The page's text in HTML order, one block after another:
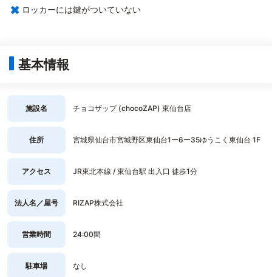
× ロッカーには鍵がついていない
基本情報
施設名 チョコザップ (chocoZAP) 東仙台店
住所 宮城県仙台市宮城野区東仙台1ー6ー35ゆうこく東仙台 1F
アクセス JR東北本線 / 東仙台駅 出入口 徒歩1分
法人名／屋号 RIZAP株式会社
営業時間 24:00間
駐車場 なし